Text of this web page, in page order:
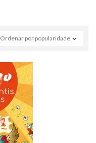
Ordenar por popularidade